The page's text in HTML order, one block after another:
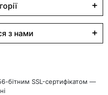
з нами
бітним SSL-сертифікатом —